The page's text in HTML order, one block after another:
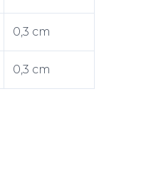
0,3 cm
0,3 cm